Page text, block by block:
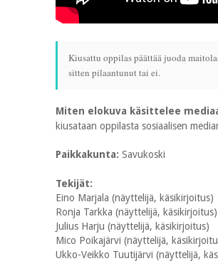
Kiusattu oppilas päättää juoda
sitten pilaantunut tai ei.
Miten elokuva käsittelee
kiusataan oppilasta sosiaalisen
Paikkakunta: Savukoski
Tekijät:
Eino Marjala (näyttelijä, käsikirjoitus)
Ronja Tarkka (näyttelijä, käsikirjoitus)
Julius Harju (näyttelijä, käsikirjoitus)
Mico Poikajärvi (näyttelijä,
Ukko-Veikko Tuutijärvi (näyttelijä,